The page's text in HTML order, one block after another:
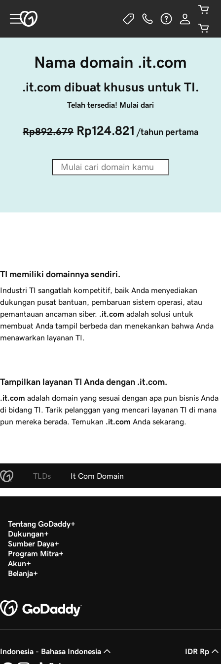
Nama domain .it.com
.it.com dibuat khusus untuk TI.
Telah tersedia! Mulai dari
Rp892.679 Rp124.821 /tahun pertama
TI memiliki domainnya sendiri.
Industri TI sangatlah kompetitif, baik Anda menyediakan
dukungan pusat bantuan, pembaruan sistem operasi, atau
pemantauan ancaman siber. .it.com adalah solusi untuk
membuat Anda tampil berbeda dan menekankan bahwa Anda
menawarkan layanan TI.
Tampilkan layanan TI Anda dengan .it.com.
.it.com adalah domain yang sesuai dengan apa pun bisnis Anda
di bidang TI. Tarik pelanggan yang mencari layanan TI di mana
pun mereka berada. Temukan .it.com Anda sekarang.
TLDs It Com Domain
Tentang GoDaddy
Dukungan
Sumber Daya
Program Mitra
Akun
Belanja
Indonesia - Bahasa Indonesia IDR Rp